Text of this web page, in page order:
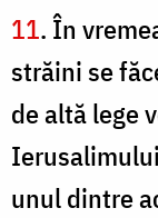
11. În
străini se
de altă lege
unul dintre